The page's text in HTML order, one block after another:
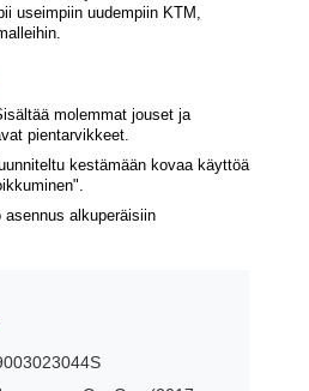
useimpiin uudempiin KTM,
molemmat jouset ja
pientarvikkeet.
kestämään kovaa käyttöä
asennus alkuperäisiin